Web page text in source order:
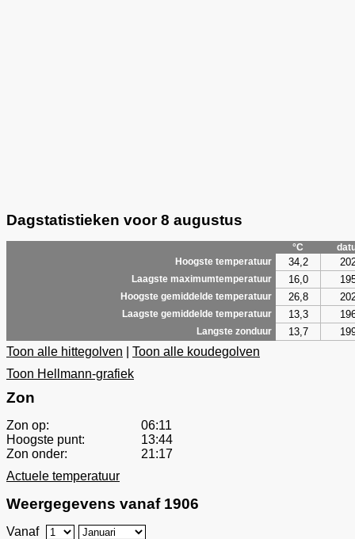
Dagstatistieken voor 8 augustus
°C
Hoogste temperatuur
34,2
Laagste maximumtemperatuur 16,0
Hoogste gemiddelde temperatuur 26,8
Laagste gemiddelde temperatuur 13,3
Langste zonduur 13,7
Toon alle hittegolven
Toon alle koudegolven
Toon Hellmann-grafiek
Zon
Zon op:
06:11
Hoogste punt:
13:44
Zon onder:
21:17
Actuele temperatuur
Weergegevens vanaf 1906
Vanaf